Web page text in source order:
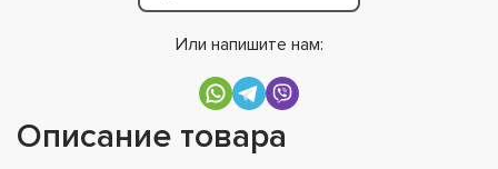
Или напишите нам:
Описание товара